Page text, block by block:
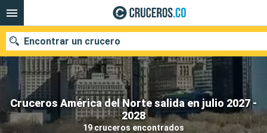
Cruceros América del Norte salida en julio 2027 -
2028
19 cruceros encontrados
Encontrar un crucero
Fecha de salida